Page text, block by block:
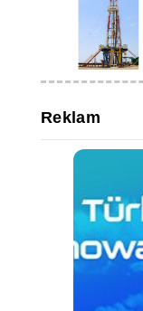
Reklam